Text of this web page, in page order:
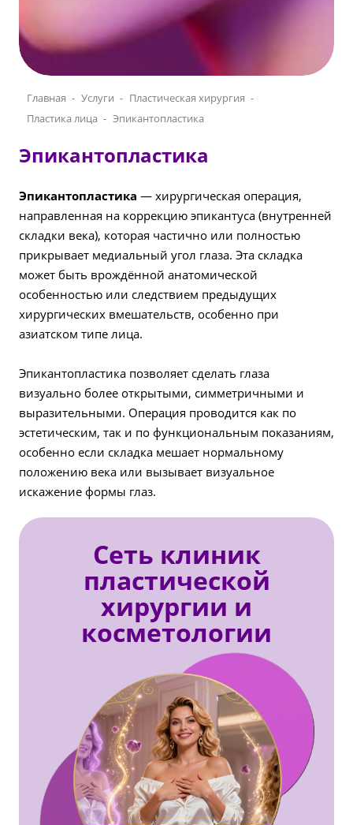
Главная Услуги
Пластическая хирургия
Пластика лица
Эпикантопластика
Эпикантопластика
Эпикантопластика — хирургическая операция,
направленная на коррекцию эпикантуса (внутренней
складки века), которая частично или полностью
прикрывает медиальный угол глаза. Эта складка
может быть врождённой анатомической
особенностью или следствием предыдущих
хирургических вмешательств, особенно при
азиатском типе лица.
Эпикантопластика позволяет сделать глаза
визуально более открытыми, симметричными и
выразительными. Операция проводится как по
эстетическим, так и по функциональным показаниям,
особенно если складка мешает нормальному
положению века или вызывает визуальное
искажение формы глаз.
Сеть клиник
пластической
хирургии и
косметологии